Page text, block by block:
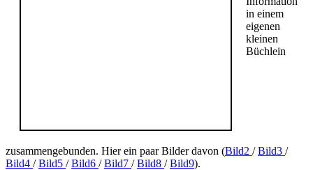
in einem
eigenen
kleinen
Büchlein
zusammengebunden. Hier ein paar Bilder davon (Bild2 /Bild3 /
Bild4 /Bild5 /Bild6 /Bild7 /Bild8 /Bild9).